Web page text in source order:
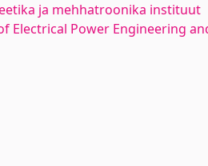
ja mehhatroonika instituut
Electrical Power Engineering